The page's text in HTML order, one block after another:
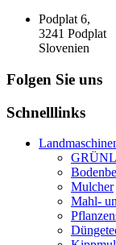
Podplat 6,
3241 Podplat
Slovenien
Folgen Sie uns
Schnelllinks
Mulcher
Mahl-